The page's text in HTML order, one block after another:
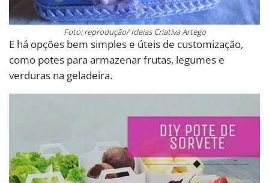
Foto: reprodução/ Ideias Criativa Artego
E há opções bem simples e úteis de customização,
como potes para armazenar frutas, legumes e
verduras na geladeira.